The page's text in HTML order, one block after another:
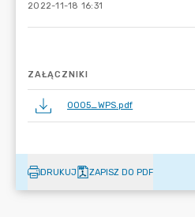
2022-11-18 16:31
ZAŁĄCZNIKI
0005_WPS.pdf
DRUKUJ ZAPISZ DO PDF